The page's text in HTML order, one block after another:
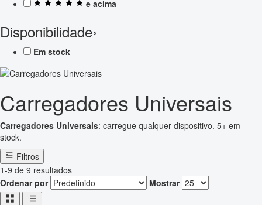
e acima
Disponibilidade›
Em stock
Carregadores Universais
Carregadores Universais: carregue qualquer dispositivo. 5+ em
stock.
Filtros
1-9 de 9 resultados
Ordenar por
Mostrar